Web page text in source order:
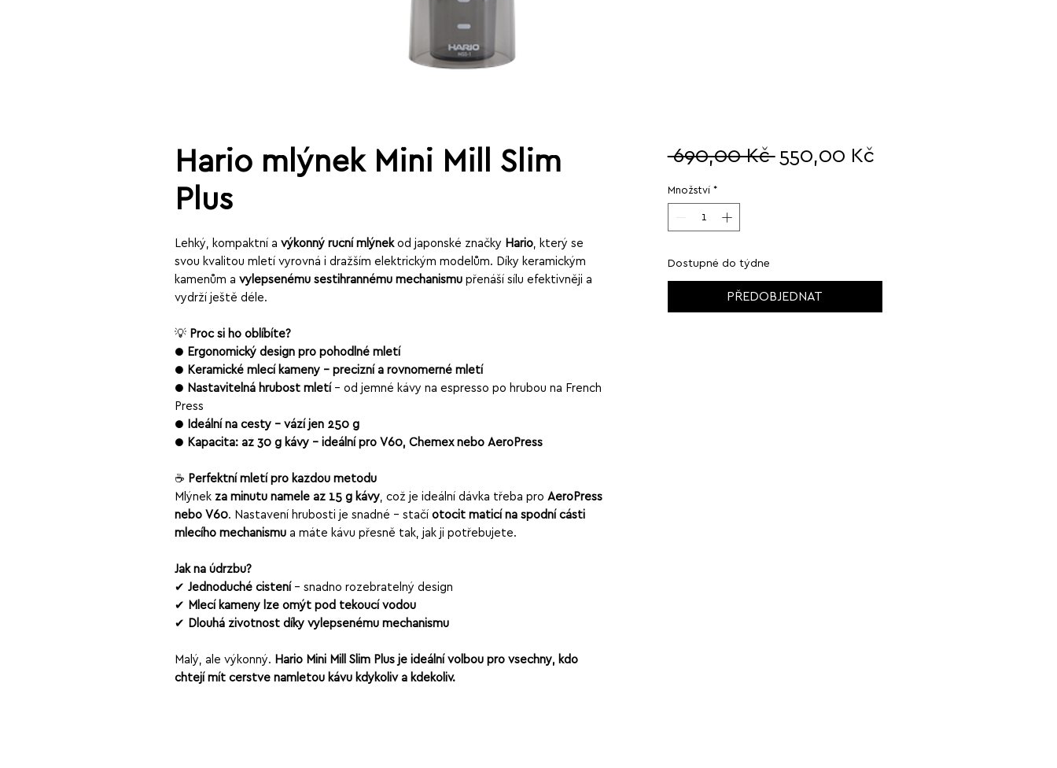
Hario mlýnek Mini Mill Slim
Plus
Lehký, kompaktní a výkonný ruční mlýnekod japonské značky Hario, který se
svou kvalitou mletí vyrovná i dražším elektrickým modelům. Díky keramickým
kamenům a vylepšenému šestihrannému mechanismu přenáší sílu efektivněji a
vydrží ještě déle.
💡 Proč si ho oblíbíte?
● Ergonomický design pro pohodlné mletí
● Keramické mlecí kameny – precizní a rovnoměrné mletí
● Nastavitelná hrubost mletí – od jemné kávy na espresso po hrubou na French
Press
● Ideální na cesty – váží jen 250 g
● Kapacita: až 30 g kávy – ideální pro V60, Chemex nebo AeroPress
☕ Perfektní mletí pro každou metodu
Mlýnek za minutu namele až 15 g kávy, což je ideální dávka třeba pro AeroPress
nebo V60. Nastavení hrubosti je snadné – stačí otočit maticí na spodní části
mlecího mechanismu a máte kávu přesně tak, jak ji potřebujete.
Jak na údržbu?
✔ Jednoduché čištění – snadno rozebratelný design
✔ Mlecí kameny lze omýt pod tekoucí vodou
✔ Dlouhá životnost díky vylepšenému mechanismu
Malý, ale výkonný. Hario Mini Mill Slim Plus je ideální volbou pro všechny, kdo
chtějí mít čerstvě namletou kávu kdykoliv a kdekoliv.
690,00 Kč Běžná
550,00 KčZvýhodněná
Množství *
Dostupné do týdne
PŘEDOBJEDNAT